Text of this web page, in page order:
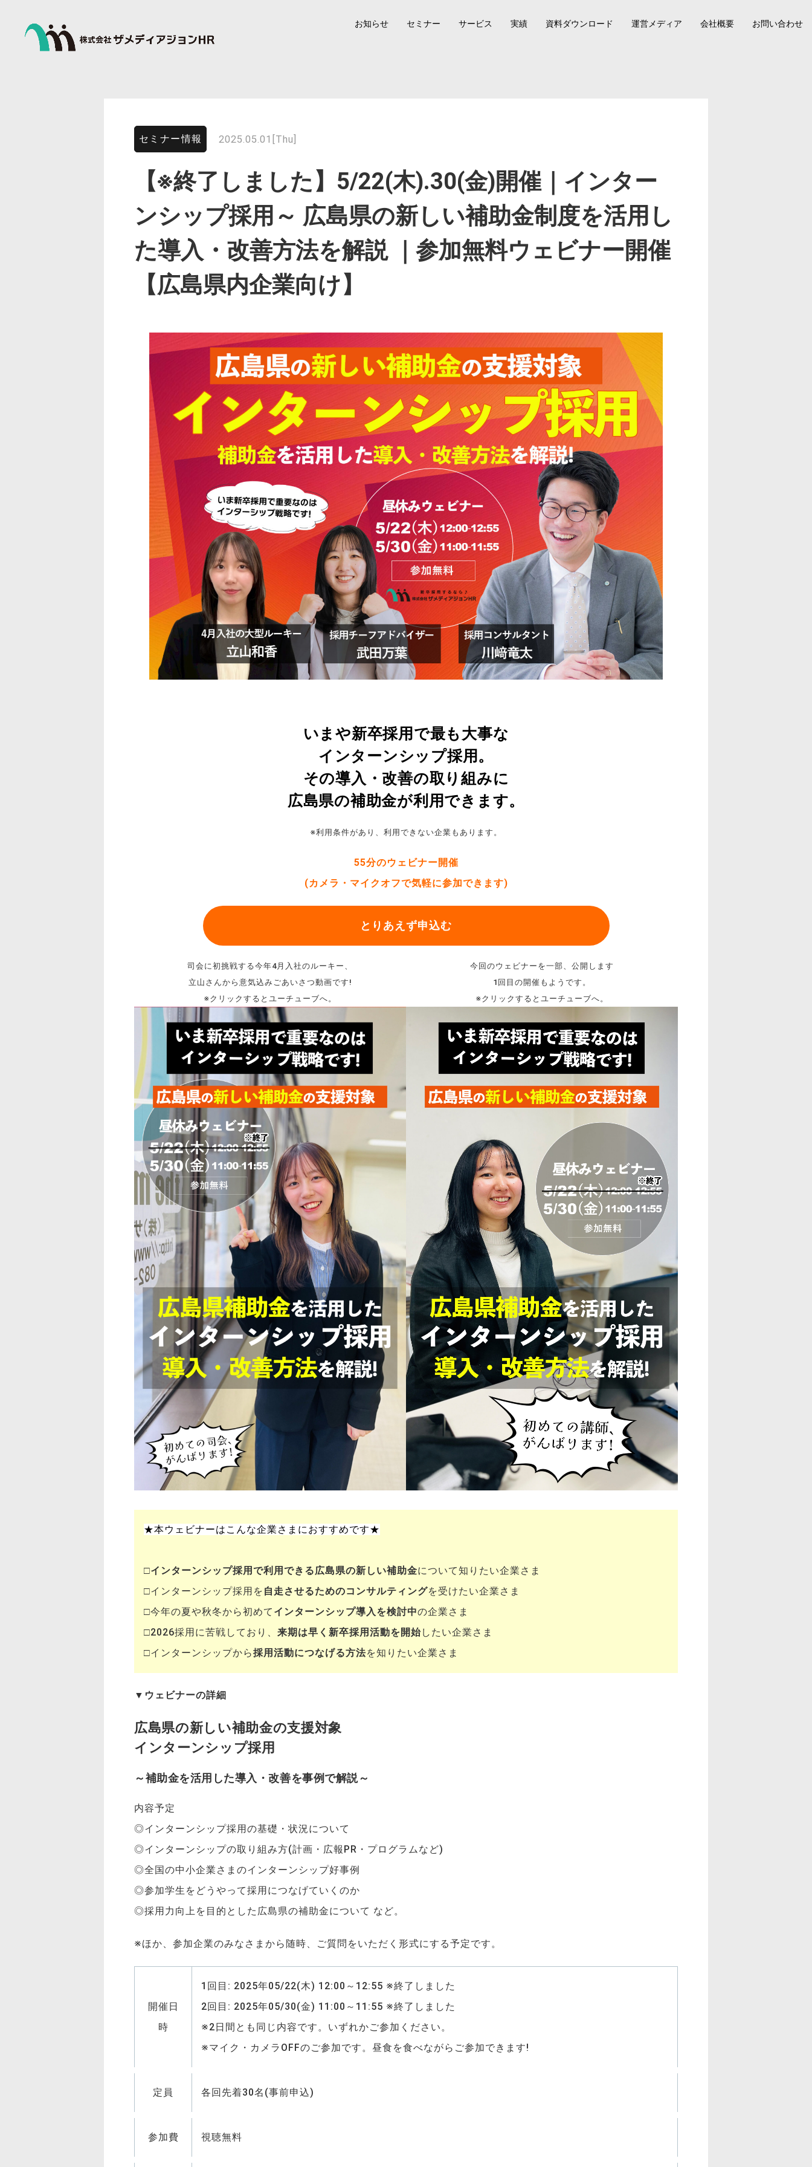
お知らせ セミナー サービス 実績 資料ダウンロード 運営メディア 会社概要 お問い合わせ
セミナー情報 2025.05.01[Thu]
【※終了しました】5/22(木).30(金)開催｜インター
ンシップ採用～ 広島県の新しい補助金制度を活用し
た導入・改善方法を解説 ｜参加無料ウェビナー開催
【広島県内企業向け】
いまや新卒採用で最も大事な
インターンシップ採用。
その導入・改善の取り組みに
広島県の補助金が利用できます。
※利用条件があり、利用できない企業もあります。
55分のウェビナー開催
(カメラ・マイクオフで気軽に参加できます)
とりあえず申込む
司会に初挑戦する今年4月入社のルーキー、
立山さんから意気込みごあいさつ動画です!
※クリックするとユーチューブへ。
今回のウェビナーを一部、公開します
1回目の開催もようです。
※クリックするとユーチューブへ。
★本ウェビナーはこんな企業さまにおすすめです★
□インターンシップ採用で利用できる広島県の新しい補助金について知りたい企業さま
□インターンシップ採用を 自走させるためのコンサルティングを受けたい企業さま
□今年の夏や秋冬から初めて インターンシップ導入を検討中の企業さま
□2026採用に苦戦しており、 来期は早く新卒採用活動を開始したい企業さま
□インターンシップから採用活動につなげる方法を知りたい企業さま
▼ ウェビナーの詳細
広島県の新しい補助金の支援対象
インターンシップ採用
～補助金を活用した導入・改善を事例で解説～
内容予定
◎インターンシップ採用の基礎・状況について
◎インターンシップの取り組み方(計画・広報PR・プログラムなど)
◎全国の中小企業さまのインターンシップ好事例
◎参加学生をどうやって採用につなげていくのか
◎採用力向上を目的とした広島県の補助金について など。
※ほか、参加企業のみなさまから随時、ご質問をいただく形式にする予定です。
開催日
時
1回目: 2025年05/22(木) 12:00～12:55 ※終了しました
2回目: 2025年05/30(金) 11:00～11:55 ※終了しました
※2日間とも同じ内容です。いずれかご参加ください。
※マイク・カメラOFFのご参加です。昼食を食べながらご参加できます!
定員 各回先着30名(事前申込)
参加費 視聴無料